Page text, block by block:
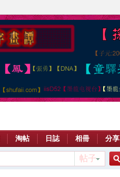
淘帖 日誌 相冊 分享
帖子